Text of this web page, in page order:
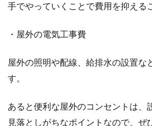
手でやっていくことで費用を抑える
・屋外の電気工事費
屋外の照明や配線、給排水の設置な
す。
あると便利な屋外のコンセントは、
見落としがちなポイントなので、ぜ